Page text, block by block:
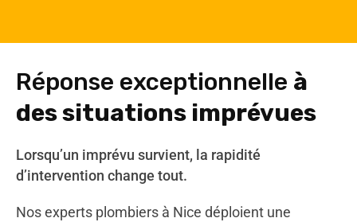
Réponse exceptionnelle à
des situations imprévues
Lorsqu’un imprévu survient, la rapidité
d’intervention change tout.
Nos experts plombiers à Nice déploient une